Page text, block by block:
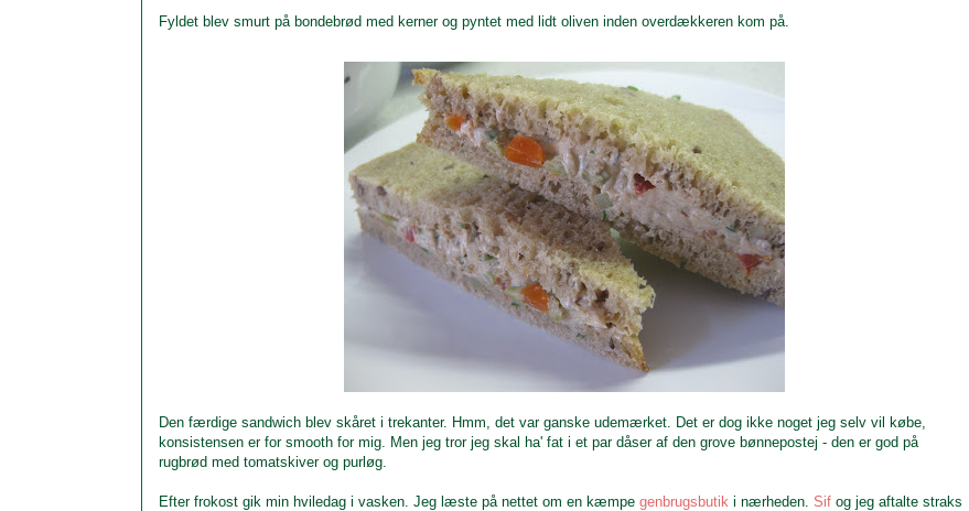
Fyldet blev smurt på bondebrød med kerner og pyntet med lidt oliven inden overdækkeren kom på.
Den færdige sandwich blev skåret i trekanter. Hmm, det var ganske udemærket. Det er dog ikke noget jeg selv vil købe,
konsistensen er for smooth for mig. Men jeg tror jeg skal ha' fat i et par dåser af den grove bønnepostej - den er god på
rugbrød med tomatskiver og purløg.
Efter frokost gik min hviledag i vasken. Jeg læste på nettet om en kæmpe genbrugsbutik i nærheden. Sif og jeg aftalte straks